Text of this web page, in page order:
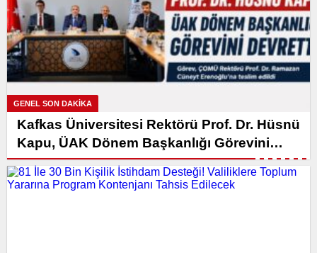
GENEL SON DAKİKA
Kafkas Üniversitesi Rektörü Prof. Dr. Hüsnü
Kapu, ÜAK Dönem Başkanlığı Görevini
Devretti